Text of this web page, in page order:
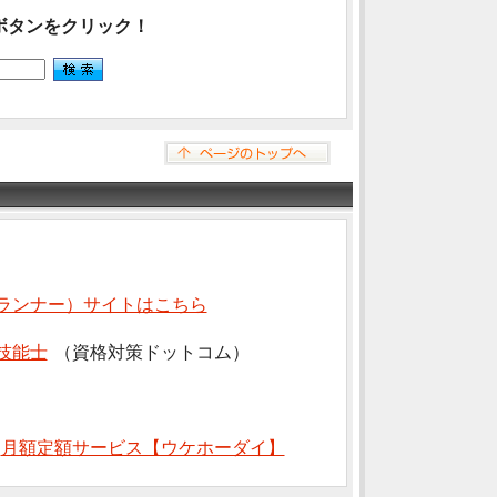
タンをクリック！
ンナー）サイトはこちら
能士 （資格対策ドットコム）
月額定額サービス【ウケホーダイ】